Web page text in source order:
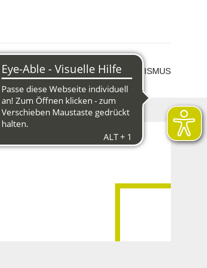
KULTUR & TOURISMUS